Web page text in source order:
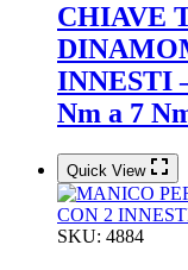
CHIAVE
INNESTI
Nm a 7
Quick View
SKU: 4884